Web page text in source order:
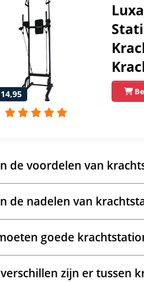
de voordelen van
de nadelen van
goede
zijn er tussen